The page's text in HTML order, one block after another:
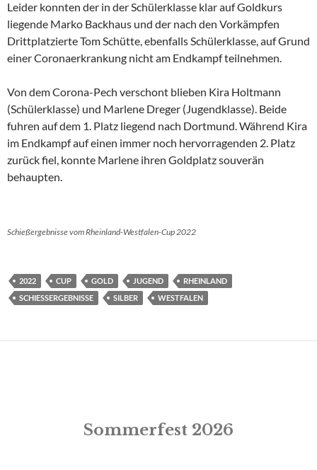
Leider konnten der in der Schülerklasse klar auf Goldkurs
liegende Marko Backhaus und der nach den Vorkämpfen
Drittplatzierte Tom Schütte, ebenfalls Schülerklasse, auf Grund
einer Coronaerkrankung nicht am Endkampf teilnehmen.
Von dem Corona-Pech verschont blieben Kira Holtmann
(Schülerklasse) und Marlene Dreger (Jugendklasse). Beide
fuhren auf dem 1. Platz liegend nach Dortmund. Während Kira
im Endkampf auf einen immer noch hervorragenden 2. Platz
zurück fiel, konnte Marlene ihren Goldplatz souverän
behaupten.
Schießergebnisse vom Rheinland-Westfalen-Cup 2022
2022 CUP GOLD JUGEND
RHEINLAND
SCHIESSERGEBNISSE
SILBER WESTFALEN
Sommerfest 2026